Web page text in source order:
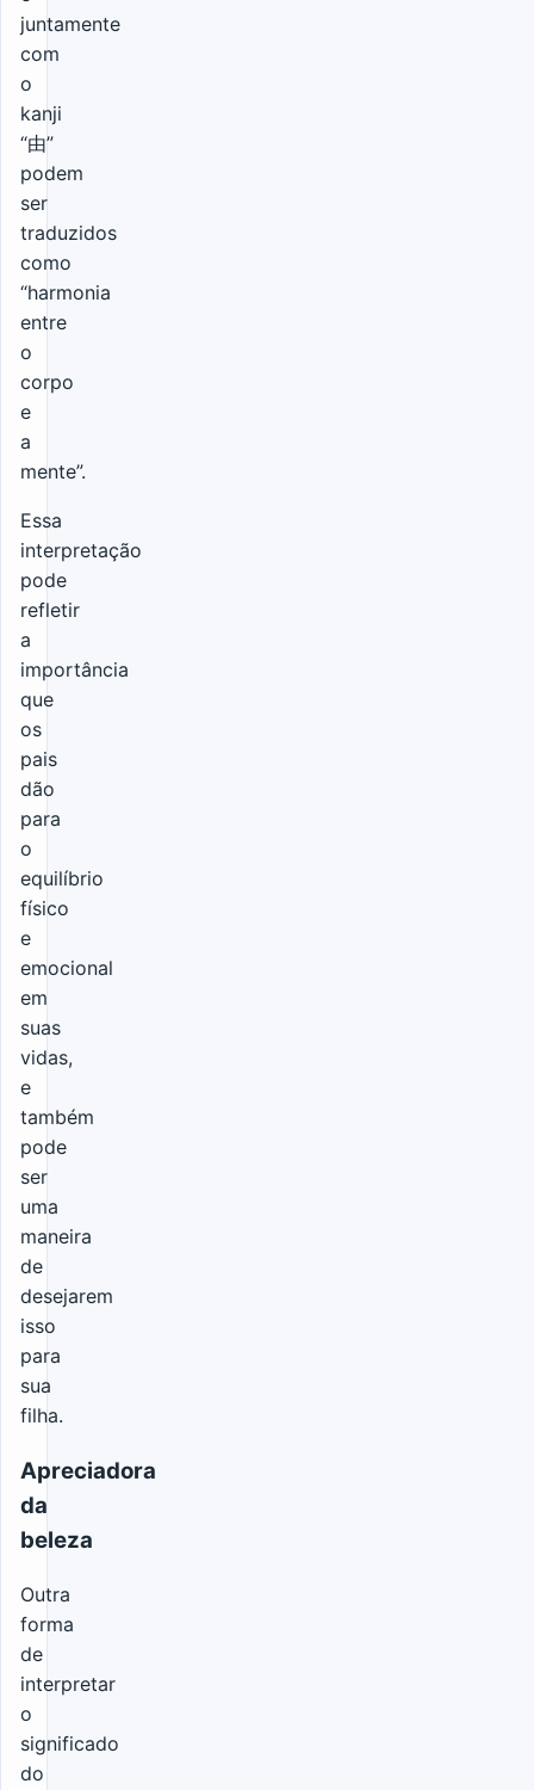
juntamente
com
o
kanji
“由”
podem
ser
traduzidos
como
“harmonia
entre
o
corpo
e
a
mente”.
Essa
interpretação
pode
refletir
a
importância
que
os
pais
dão
para
o
equilíbrio
físico
e
emocional
em
suas
vidas,
e
também
pode
ser
uma
maneira
de
desejarem
isso
para
sua
filha.
Apreciadora
da
beleza
Outra
forma
de
interpretar
o
significado
do